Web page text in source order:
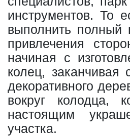
инструментов. То
выполнить полный
привлечения
начиная с
колец, заканчивая
декоративного
вокруг колодца,
настоящим
участка.